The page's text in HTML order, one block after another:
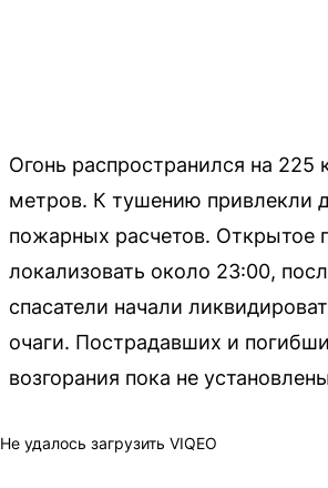
Огонь распространился на 225
метров. К тушению привлекли
пожарных расчетов. Открытое
локализовать около 23:00,
спасатели начали
очаги. Пострадавших и
возгорания пока не
Не удалось загрузить VIQEO